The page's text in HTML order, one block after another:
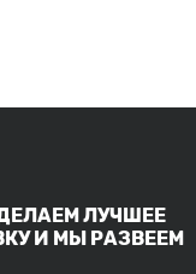
ЛУЧШЕЕ
И МЫ РАЗВЕЕМ